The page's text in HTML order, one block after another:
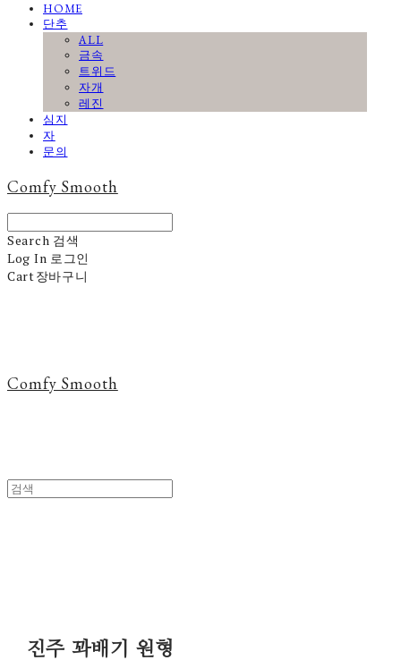
HOME
단추
ALL
금속
트위드
자개
레진
심지
자
문의
Comfy Smooth
Search 검색
Log In 로그인
Cart장바구니
Comfy Smooth
진주 꽈배기 원형